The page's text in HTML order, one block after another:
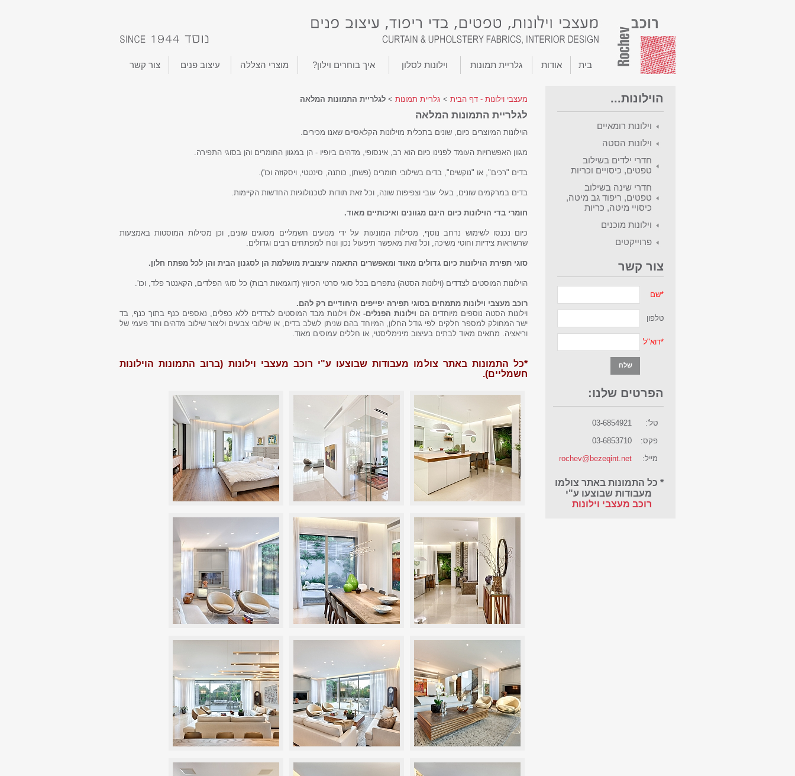
בית אודות גלריית תמונות וילונות לסלון איך בוחרים וילון? מוצרי הצללה עיצוב פנים צור קשר
הוילונות...
וילונות רומאיים
וילונות הסטה
חדרי ילדים בשילוב
טפטים, כיסויים וכריות
חדרי שינה בשילוב
טפטים, ריפוד גב מיטה,
כיסויי מיטה, כריות
וילונות מוכנים
פרוייקטים
צור קשר
*שם
טלפון
*דוא"ל
הפרטים שלנו:
טל':
03-6854921
פקס:
03-6853710
מייל:
rochev@bezeqint.net
* כל התמונות באתר צולמו
מעבודות שבוצעו ע"י
רוכב מעצבי וילונות
מעצבי וילונות - דף הבית > גלריית תמונות > לגלריית התמונות המלאה
לגלריית התמונות המלאה
הוילונות המיוצרים כיום, שונים בתכלית מוילונות הקלאסיים שאנו מכירים.
מגוון האפשרויות העומד לפנינו כיום הוא רב, אינסופי, מדהים ביופיו - הן במגוון החומרים והן בסוגי התפירה.
בדים "רכים", או "נוקשים", בדים בשילובי חומרים (פשתן, כותנה, סינטטי, ויסקוזה וכו').
בדים במרקמים שונים, בעלי עובי וצפיפות שונה, וכל זאת תודות לטכנולוגיות החדשות הקיימות.
חומרי בדי הוילונות כיום הינם מגוונים ואיכותיים מאוד.
כיום נכנסו לשימוש נרחב נוסף, מסילות המונעות על ידי מנועים חשמליים מסוגים שונים, וכן מסילות המוסטות באמצעות
שרשראות צידיות וחוטי משיכה, וכל זאת מאפשר תיפעול נכון ונוח למפתחים רבים וגדולים.
סוגי תפירת הוילונות כיום גדולים מאוד ומאפשרים התאמה עיצובית מושלמת הן לסגנון הבית והן לכל מפתח חלון.
הוילונות המוסטים לצדדים (וילונות הסטה) נתפרים בכל סוגי סרטי הכיווץ (דוגמאות רבות) כל סוגי הפלדים, הקאנטר פלד, וכו'.
רוכב מעצבי וילונות מתמחים בסוגי תפירה יפייפים היחודיים רק להם.
וילונות הסטה נוספים מיוחדים הם וילונות הפנלים- אלו וילונות מבד המוסטים לצדדים ללא כפלים, נאספים כנף בתוך כנף, בד
ישר המחולק למספר חלקים לפי גודל החלון, המיוחד בהם שניתן לשלב בדים, או שילובי צבעים וליצור שילוב מדהים וחד פעמי של
וריאציה. מתאים מאוד לבתים בעיצוב מינימליסטי, או חללים עמוסים מאוד.
*כל התמונות באתר צולמו מעבודות שבוצעו ע"י רוכב מעצבי וילונות (ברוב התמונות הוילונות
חשמליים).